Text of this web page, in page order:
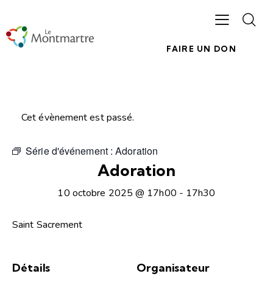
FAIRE UN DON
Cet évènement est passé.
Série d'événement :Adoration
Adoration
10 octobre 2025 @ 17h00 - 17h30
Saint Sacrement
Détails Organisateur